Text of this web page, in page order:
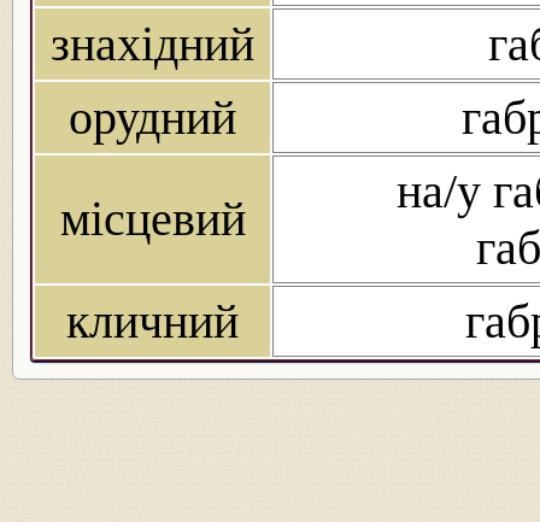
знахідний
орудний
місцевий
на/у
кличний